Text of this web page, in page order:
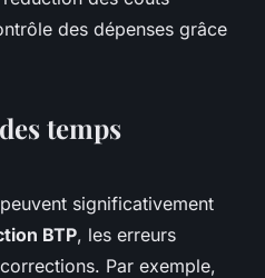
des dépenses grâce
temps
significativement
BTP, les erreurs
Par exemple,